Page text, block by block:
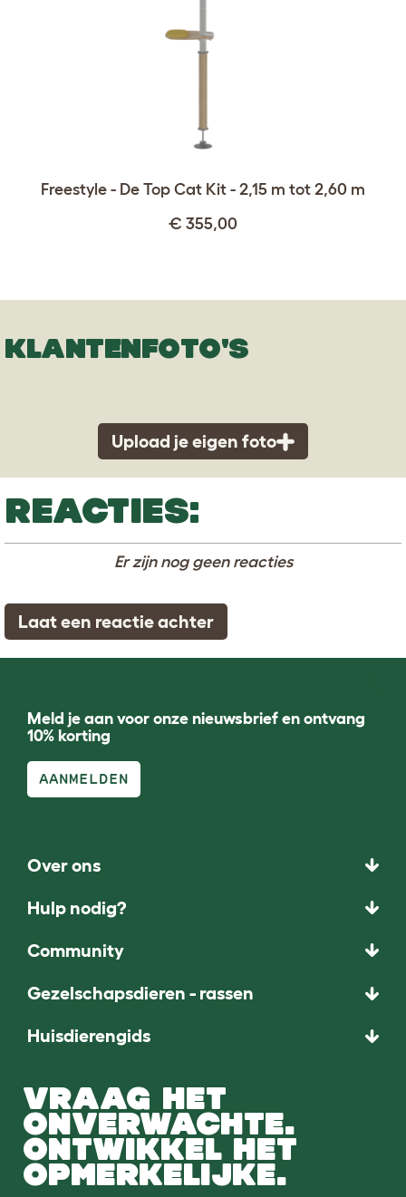
Freestyle - De Top Cat Kit - 2,15 m tot 2,60 m
€ 355,00
KLANTENFOTO'S
Upload je eigen foto
REACTIES:
Er zijn nog geen reacties
Laat een reactie achter
Meld je aan voor onze nieuwsbrief en ontvang
10% korting
AANMELDEN
Over ons
Hulp nodig?
Community
Gezelschapsdieren - rassen
Huisdierengids
VRAAG HET
ONVERWACHTE.
ONTWIKKEL HET
OPMERKELIJKE.